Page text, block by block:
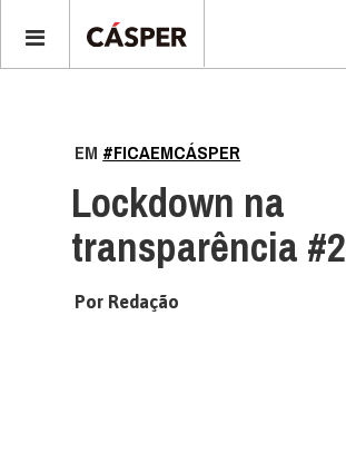
EM#FICAEMCÁSPER
Lockdown na
transparência #2
Por Redação